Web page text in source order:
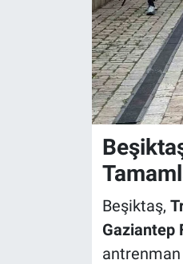
Beşiktaş,
Gaziantep
antrenman